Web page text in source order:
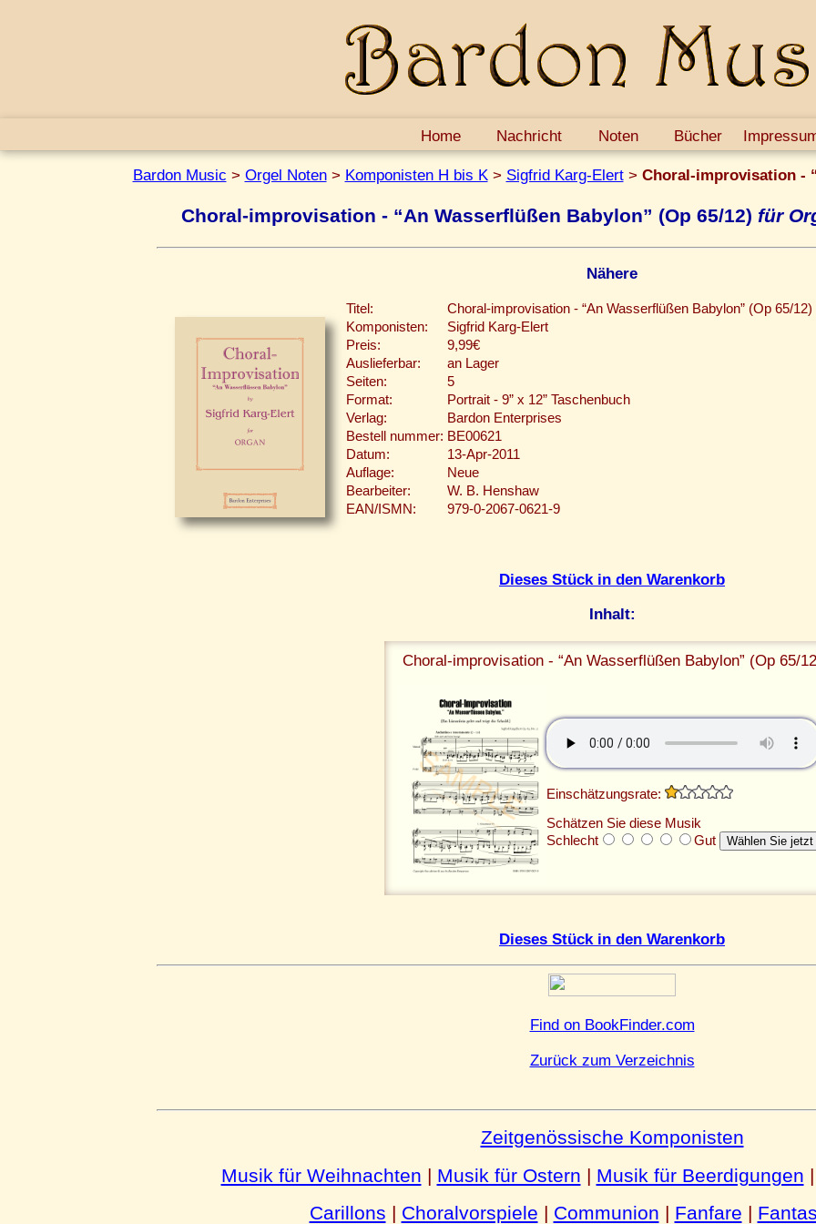
Home Nachricht Noten Bücher
Bardon Music > Orgel Noten> Komponisten H bis K> Sigfrid Karg-Elert> Choral-improvisation -
Choral-improvisation - “An Wasserflüßen Babylon” (Op 65/12) für
Nähere
Titel:
Choral-improvisation - “An Wasserflüßen Babylon” (Op 65/12)
Komponisten:
Sigfrid Karg-Elert
Preis:
9,99€
Auslieferbar:
an Lager
Seiten:
5
Format:
Portrait - 9” x 12” Taschenbuch
Verlag:
Bardon Enterprises
Bestell nummer: BE00621
Datum:
13-Apr-2011
Auflage:
Neue
Bearbeiter:
W. B. Henshaw
EAN/ISMN:
979-0-2067-0621-9
Dieses Stück in den Warenkorb
Inhalt:
Choral-improvisation - “An Wasserflüßen Babylon” (Op 65/
Einschätzungsrate:
Schätzen Sie diese Musik
Schlecht
Gut
Dieses Stück in den Warenkorb
Find on BookFinder.com
Zurück zum Verzeichnis
Zeitgenössische Komponisten
Musik für Weihnachten | Musik für Ostern | Musik für Beerdigungen
Carillons | Choralvorspiele | Communion | Fanfare |